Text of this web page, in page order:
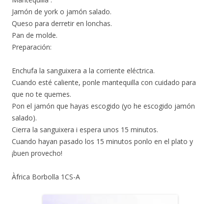
Jamón de york o jamón salado.
Queso para derretir en lonchas.
Pan de molde.
Preparación:
Enchufa la sanguixera a la corriente eléctrica.
Cuando esté caliente, ponle mantequilla con cuidado para
que no te quemes.
Pon el jamón que hayas escogido (yo he escogido jamón
salado).
Cierra la sanguixera i espera unos 15 minutos.
Cuando hayan pasado los 15 minutos ponlo en el plato y
¡buen provecho!
Àfrica Borbolla 1CS-A